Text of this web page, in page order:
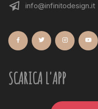
info@infinitodesign.it
SCARICA L'APP